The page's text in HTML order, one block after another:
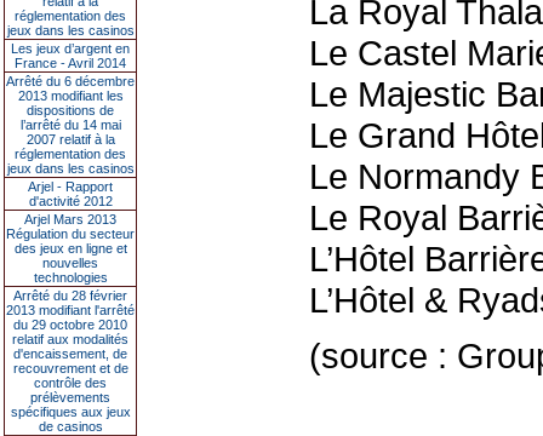
réglementation des
jeux dans les casinos
Les jeux d’argent en
France - Avril 2014
Arrêté du 6 décembre
2013 modifiant les
dispositions de
l’arrêté du 14 mai
2007 relatif à la
réglementation des
jeux dans les casinos
Arjel - Rapport
d'activité 2012
Arjel Mars 2013
Régulation du secteur
des jeux en ligne et
nouvelles
technologies
Arrêté du 28 février
2013 modifiant l'arrêté
du 29 octobre 2010
relatif aux modalités
d'encaissement, de
recouvrement et de
contrôle des
prélèvements
spécifiques aux jeux
de casinos
La Royal
Le Castel
Le Majestic
Le Grand
Le Normandy
Le Royal
L’Hôtel
L’Hôtel &
(source :